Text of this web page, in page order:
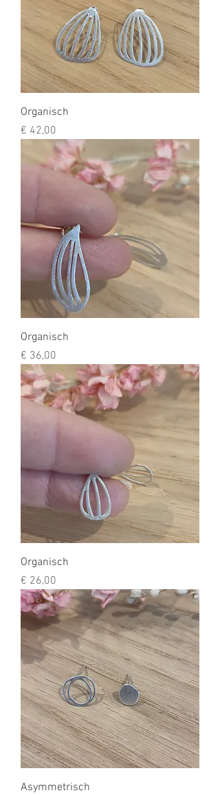
Organisch
Prijs
€ 42,00
Organisch
Prijs
€ 36,00
Organisch
Prijs
€ 26,00
Asymmetrisch